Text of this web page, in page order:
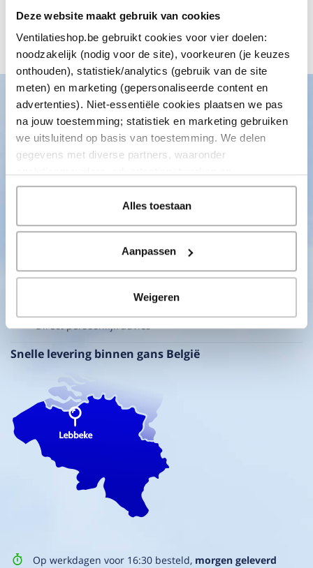
Deze website maakt gebruik van cookies
Ventilatieshop.be gebruikt cookies voor vier doelen:
noodzakelijk (nodig voor de site), voorkeuren (je keuzes
onthouden), statistiek/analytics (gebruik van de site
meten) en marketing (gepersonaliseerde content en
advertenties). Niet-essentiële cookies plaatsen we pas
na jouw toestemming; statistiek en marketing gebruiken
we uitsluitend op basis van toestemming. We delen
gegevens met diverse partners, waaronder
socialmediaplatforms; in onzeCookieverklaringvind je
de volledige lijst van partijen en de bewaartermijnen per
categorie. Je kunt je keuze op elk moment wijzigen of
onze gegevensverwerking staat in de
Alles toestaan
Aanpassen
Weigeren
Bekijk alle verhalen
Advies nodig van onze specialisten?
Onze klantenservice is bereikbaar van 08:30 tot 17:00 uur
Direct antwoord
Antwoord binnen een dag
Direct persoonlijk advies
Snelle levering binnen gans België
Op werkdagen voor 16:30 besteld, morgen geleverd